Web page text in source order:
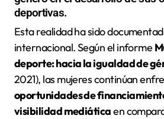
deportivas.
Esta realidad ha sido documentada a nivel
internacional. Según el informe
deporte: hacia la igualdad de
2021), las mujeres continúan
oportunidades de
visibilidad mediáticaen